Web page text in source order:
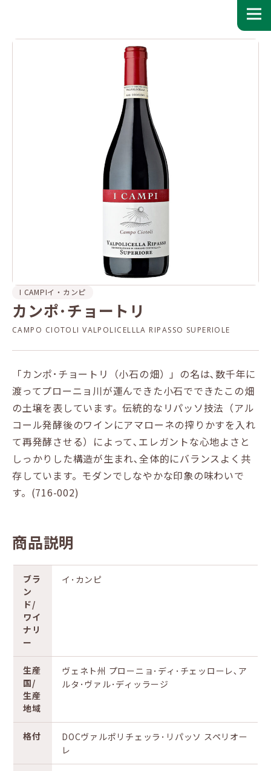
I CAMPIイ・カンピ
カンポ･チョートリ
CAMPO CIOTOLI VALPOLICELLLA RIPASSO SUPERIOLE
「カンポ･チョートリ（小石の畑）」の名は､数千年に
渡ってプローニョ川が運んできた小石でできたこの畑
の土壌を表しています。伝統的なリパッソ技法（アル
コール発酵後のワインにアマローネの搾りかすを入れ
て再発酵させる）によって､エレガントな心地よさと
しっかりした構造が生まれ､全体的にバランスよく共
存しています。モダンでしなやかな印象の味わいで
す。(716-002)
商品説明
ブラ
ン
ド/
ワイ
ナリ
ー
イ･カンピ
生産
国/
生産
地域
ヴェネト州 プローニョ･ディ･チェッローレ､ア
ルタ･ヴァル･ディッラージ
格付
DOCヴァルポリチェッラ･リパッソ スペリオー
レ